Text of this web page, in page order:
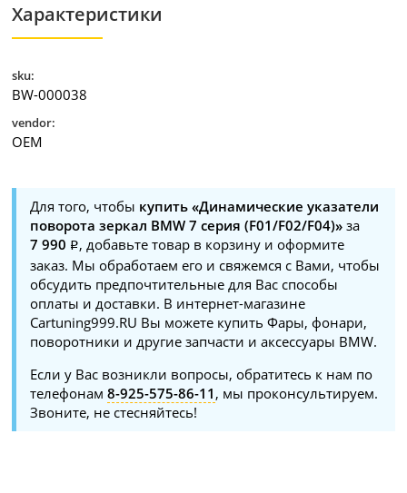
Характеристики
sku:
BW-000038
vendor:
OEM
Для того, чтобы купить «Динамические указатели
поворота зеркал BMW 7 серия (F01/F02/F04)» за
7 990
, добавьте товар в корзину и оформите
заказ. Мы обработаем его и свяжемся с Вами, чтобы
обсудить предпочтительные для Вас способы
оплаты и доставки. В интернет-магазине
Cartuning999.RU Вы можете купить Фары, фонари,
поворотники и другие запчасти и аксессуары BMW.
Если у Вас возникли вопросы, обратитесь к нам по
телефонам8-925-575-86-11 , мы проконсультируем.
Звоните, не стесняйтесь!